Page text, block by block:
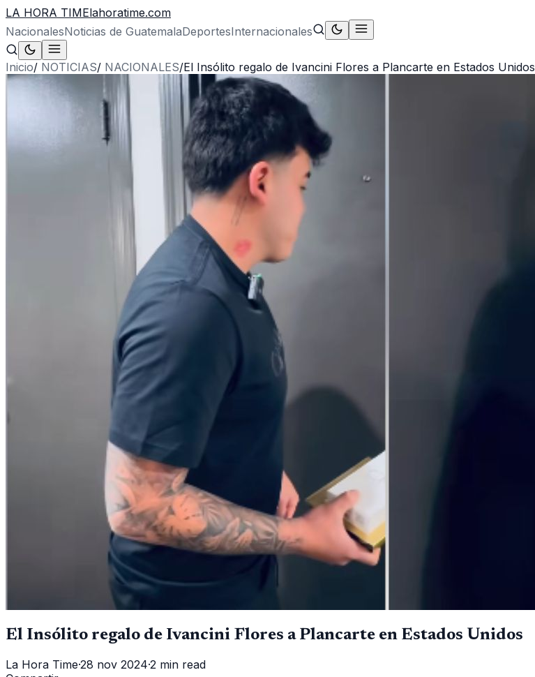
LA HORA TIMElahoratime.com
NacionalesNoticias de GuatemalaDeportesInternacionales
Inicio/ NOTICIAS/ NACIONALES/El Insólito regalo de Ivancini Flores a Plancarte en Estados Unidos
El Insólito regalo de Ivancini Flores a Plancarte en Estados Unidos
La Hora Time·28 nov 2024·2 min read